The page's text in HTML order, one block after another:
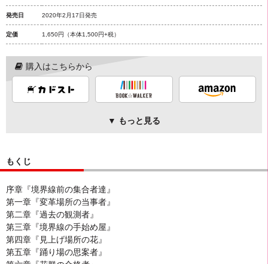
発売日 2020年2月17日発売
定価 1,650円 （本体1,500円+税）
購入はこちらから
▼ もっと見る
もくじ
序章『境界線前の集合者達』
第一章『変革場所の当事者』
第二章『過去の観測者』
第三章『境界線の手始め屋』
第四章『見上げ場所の花』
第五章『踊り場の思案者』